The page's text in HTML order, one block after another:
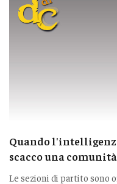
Quando
scacco una comunità
Le sezioni di partito sono